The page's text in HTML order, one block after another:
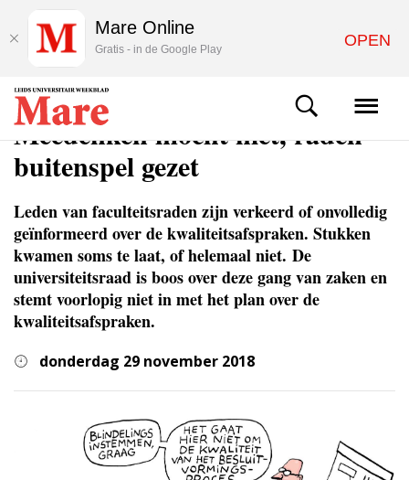
NIEUWS
Meedenken mocht niet, raden
buitenspel gezet
Leden van faculteitsraden zijn verkeerd of onvolledig
geïnformeerd over de kwaliteitsafspraken. Stukken
kwamen soms te laat, of helemaal niet. De
universiteitsraad is boos over deze gang van zaken en
stemt voorlopig niet in met het plan over de
kwaliteitsafspraken.
donderdag 29 november 2018
Mare Online
Gratis - in de Google Play OPEN